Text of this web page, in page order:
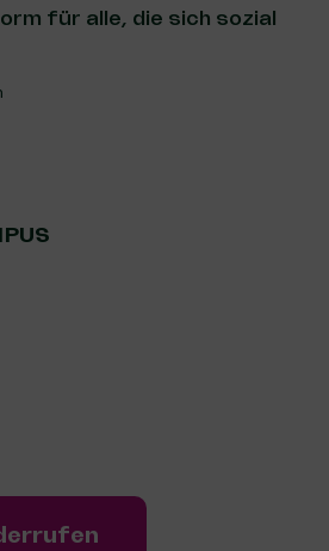
für alle, die sich sozial